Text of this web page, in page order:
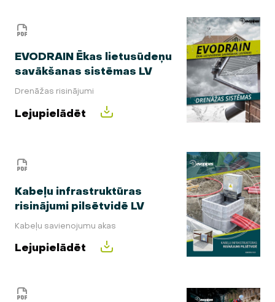
EVODRAIN Ēkas lietusūdeņu
savākšanas sistēmas LV
Drenāžas risinājumi
Lejupielādēt
Kabeļu infrastruktūras
risinājumi pilsētvidē LV
Kabeļu savienojumu akas
Lejupielādēt